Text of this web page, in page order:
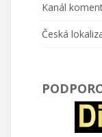
Kanál
Česká